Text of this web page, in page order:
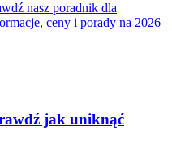
nasz poradnik dla
ceny i porady na 2026
jak uniknąć